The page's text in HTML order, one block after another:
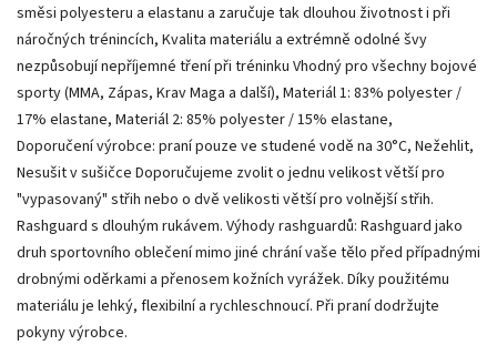
směsi polyesteru a elastanu a zaručuje tak dlouhou životnost i při
náročných trénincích, Kvalita materiálu a extrémně odolné švy
nezpůsobují nepříjemné tření při tréninku Vhodný pro všechny bojové
sporty (MMA, Zápas, Krav Maga a další), Materiál 1: 83% polyester /
17% elastane, Materiál 2: 85% polyester / 15% elastane,
Doporučení výrobce: praní pouze ve studené vodě na 30°C, Nežehlit,
Nesušit v sušičce Doporučujeme zvolit o jednu velikost větší pro
"vypasovaný" střih nebo o dvě velikosti větší pro volnější střih.
Rashguard s dlouhým rukávem. Výhody rashguardů: Rashguard jako
druh sportovního oblečení mimo jiné chrání vaše tělo před případnými
drobnými oděrkami a přenosem kožních vyrážek. Díky použitému
materiálu je lehký, flexibilní a rychleschnoucí. Při praní dodržujte
pokyny výrobce.